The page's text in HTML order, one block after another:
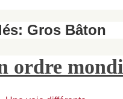
Gros Bâton
ordre